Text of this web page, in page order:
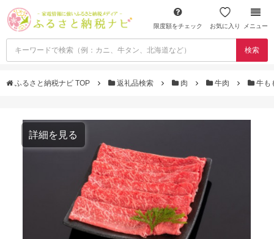
限度額をチェック お気に入り メニュー
検索
ふるさと納税ナビ TOP 返礼品検索 肉 牛肉 牛も
詳細を見る